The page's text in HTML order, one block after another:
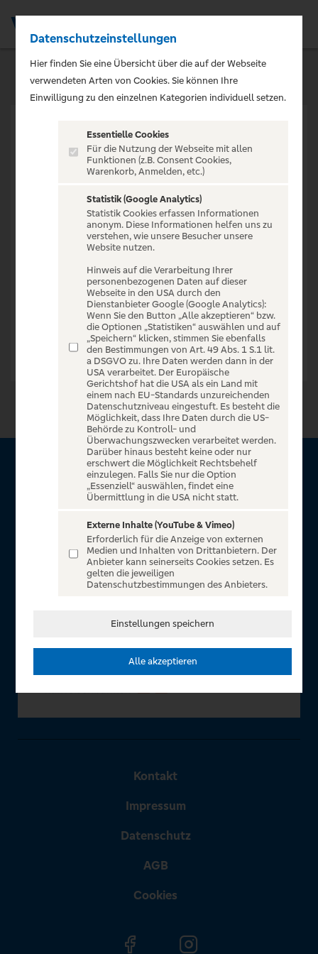
VERANSTALTUNG NICHT
GEFUNDEN
Zur Startseite
Über VR Entertain
für alle Kunden der Volksbanken Raiffeisenbanken. Auf
unserem einzigartigen Portal finden Sie Tickets für
atemberaubende Konzerte, Musicals und Shows, die
Fußball-Bundesliga sowie die Champions League und die
In Zusammenarbeit mit
Kontakt
Impressum
Datenschutz
AGB
Cookies
Datenschutzeinstellungen
Hier finden Sie eine Übersicht über die auf der Webseite
verwendeten Arten von Cookies. Sie können Ihre
Einwilligung zu den einzelnen Kategorien individuell setzen.
Essentielle Cookies
Für die Nutzung der Webseite mit allen
Funktionen (z.B. Consent Cookies,
Warenkorb, Anmelden, etc.)
Statistik (Google Analytics)
Statistik Cookies erfassen Informationen
anonym. Diese Informationen helfen uns zu
verstehen, wie unsere Besucher unsere
Website nutzen.
Hinweis auf die Verarbeitung Ihrer
personenbezogenen Daten auf dieser
Webseite in den USA durch den
Dienstanbieter Google (Google Analytics):
Wenn Sie den Button „Alle akzeptieren“ bzw.
die Optionen „Statistiken“ auswählen und auf
„Speichern“ klicken, stimmen Sie ebenfalls
den Bestimmungen von Art. 49 Abs. 1 S.1 lit.
a DSGVO zu. Ihre Daten werden dann in der
USA verarbeitet. Der Europäische
Gerichtshof hat die USA als ein Land mit
einem nach EU-Standards unzureichenden
Datenschutzniveau eingestuft. Es besteht die
Möglichkeit, dass Ihre Daten durch die US-
Behörde zu Kontroll- und
Überwachungszwecken verarbeitet werden.
Darüber hinaus besteht keine oder nur
erschwert die Möglichkeit Rechtsbehelf
einzulegen. Falls Sie nur die Option
„Essenziell“ auswählen, findet eine
Übermittlung in die USA nicht statt.
Externe Inhalte (YouTube & Vimeo)
Erforderlich für die Anzeige von externen
Medien und Inhalten von Drittanbietern. Der
Anbieter kann seinerseits Cookies setzen. Es
gelten die jeweiligen
Datenschutzbestimmungen des Anbieters.
Einstellungen speichern
Alle akzeptieren